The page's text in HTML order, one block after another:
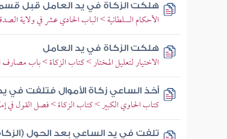
هلكت الزكاة في يد العامل قبل
الأحكام السلطانية > الباب الحادي عشر في ولاية
هلكت الزكاة في يد العامل
الاختيار لتعليل المختار > كتاب الزكاة > باب مصارف
أخذ الساعي زكاة الأموال فتلفت في
كتاب الحاوي الكبير > كتاب الزكاة > فصل القول
تلفت في يد الساعي بعد الحول